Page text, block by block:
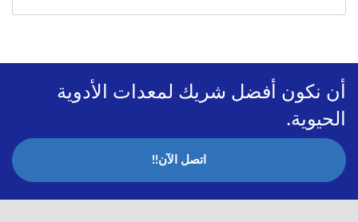
أن نكون أفضل شريك لمعدات الأدوية
الحيوية.
اتصل الآن!!